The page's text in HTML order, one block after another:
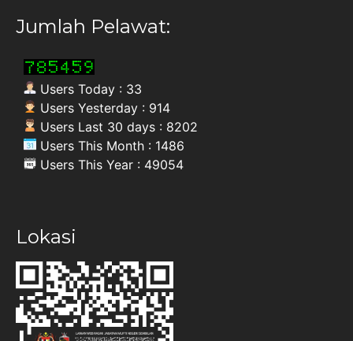
Jumlah Pelawat:
Users Today : 33
Users Yesterday : 914
Users Last 30 days : 8202
Users This Month : 1486
Users This Year : 49054
Lokasi